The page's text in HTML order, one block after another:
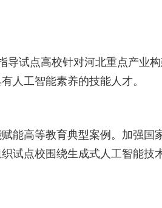
导试点高校针对河北重点产业
人工智能素养的技能人才。
能高等教育典型案例。加强国
试点校围绕生成式人工智能技